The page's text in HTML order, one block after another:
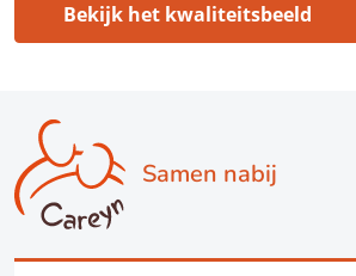
Bekijk het kwaliteitsbeeld
Samen nabij